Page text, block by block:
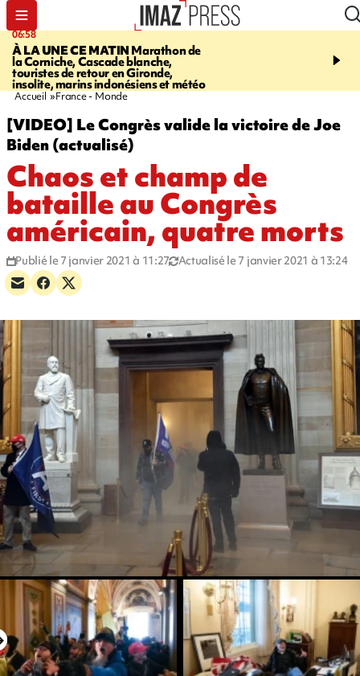
06:58
À LA UNE CE MATIN Marathon de
la Corniche, Cascade blanche,
touristes de retour en Gironde,
insolite, marins indonésiens et météo
09:14
touristes au Porge,
Accueil France - Monde
[VIDEO] Le Congrès valide la victoire de Joe
Biden (actualisé)
Chaos et champ de
bataille au Congrès
américain, quatre morts
Publié le 7 janvier 2021 à 11:27 Actualisé le 7 janvier 2021 à 13:24